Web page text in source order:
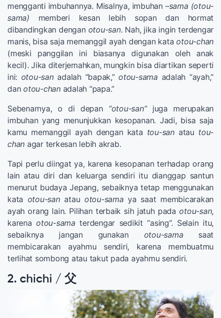
mengganti imbuhannya. Misalnya, imbuhan–sama (otou-
sama) memberi kesan lebih sopan dan hormat
dibandingkan dengan otou-san. Nah, jika ingin terdengar
manis, bisa saja memanggil ayah dengan kata otou-chan
(meski panggilan ini biasanya digunakan oleh anak
kecil). Jika diterjemahkan, mungkin bisa diartikan seperti
ini: otou-sanadalah “bapak,”otou-sama adalah “ayah,”
danotou-chanadalah “papa.”
Sebenarnya, o di depan “otou-san”juga merupakan
imbuhan yang menunjukkan kesopanan. Jadi, bisa saja
kamu memanggil ayah dengan kata tou-sanatau tou-
chan agar terkesan lebih akrab.
Tapi perlu diingat ya, karena kesopanan terhadap orang
lain atau diri dan keluarga sendiri itu dianggap santun
menurut budaya Jepang, sebaiknya tetap menggunakan
kata otou-sanatau otou-samaya saat membicarakan
ayah orang lain. Pilihan terbaik sih jatuh padaotou-san,
karenaotou-sama terdengar sedikit “asing”. Selain itu,
sebaiknya jangan gunakan otou-sama saat
membicarakan ayahmu sendiri, karena membuatmu
terlihat sombong atau takut pada ayahmu sendiri.
2. chichi / 父